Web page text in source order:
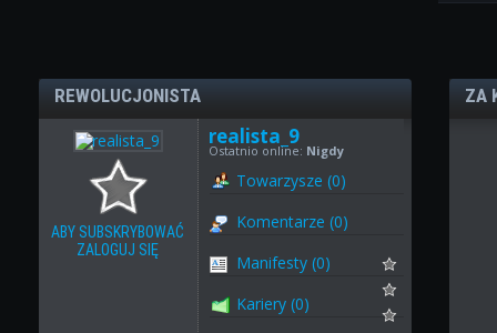
REWOLUCJONISTA
ABY SUBSKRYBOWAĆ
ZALOGUJ SIĘ
realista_9
Ostatnio online: Nigdy
Towarzysze (0)
Komentarze (0)
Manifesty (0)
Kariery (0)
ZA